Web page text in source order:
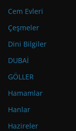
Cem Evleri
Çeşmeler
Dini Bilgiler
DUBAİ
GÖLLER
Hamamlar
Hanlar
Hazireler